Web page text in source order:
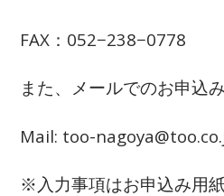
FAX：052−238−0778
また、メールでのお申込
Mail: too-
※入力事項はお申込み用